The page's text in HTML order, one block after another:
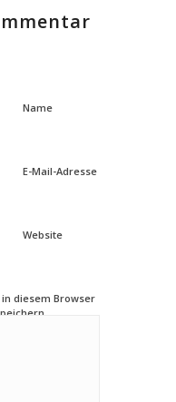
Name
E-Mail-Adresse
Website
in diesem Browser